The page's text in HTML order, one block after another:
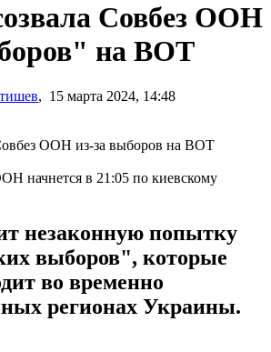
Совбез ООН
на ВОТ
, 15 марта 2024, 14:48
начнется в 21:05 по киевскому
незаконную попытку
выборов", которые
во временно
регионах Украины.